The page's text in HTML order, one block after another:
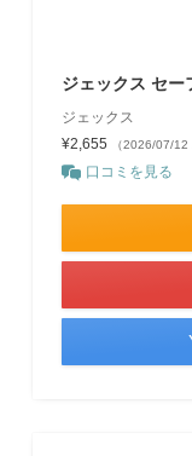
ジェックス セー
ジェックス
¥2,655
（2026/07/
口コミを見る